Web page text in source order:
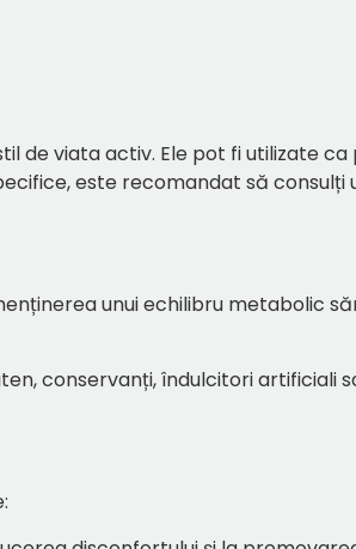
de viata activ. Ele pot fi utilizate
este recomandat să consulți
unui echilibru metabolic
conservanți, îndulcitori artificiali